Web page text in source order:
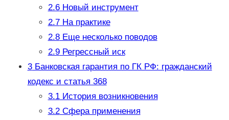
2.6Новый инструмент
2.7На практике
2.8Еще несколько поводов
2.9Регрессный иск
3Банковская гарантия по ГК РФ: гражданский
кодекс и статья 368
3.1История возникновения
3.2Сфера применения